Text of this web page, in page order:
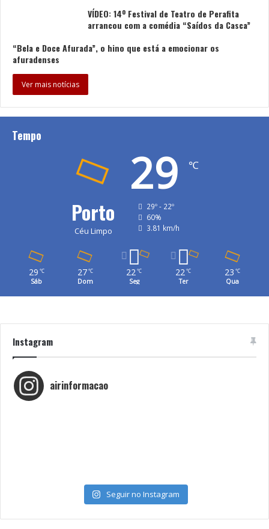
VÍDEO: 14º Festival de Teatro de Perafita
arrancou com a comédia “Saídos da Casca”
“Bela e Doce Afurada”, o hino que está a emocionar os
afuradenses
Ver mais notícias
Tempo
Porto
Céu Limpo
29 ℃
29º - 22º
60%
3.81 km/h
29 ℃
Sáb
27 ℃
Dom
22℃
Seg
22℃
Ter
23 ℃
Qua
Instagram
airinformacao
Seguir no Instagram